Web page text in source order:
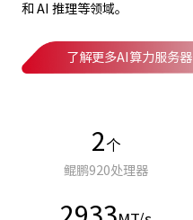
和 AI 推理等领域。
了解更多AI算力服务器
2 个
鲲鹏920处理器
2933